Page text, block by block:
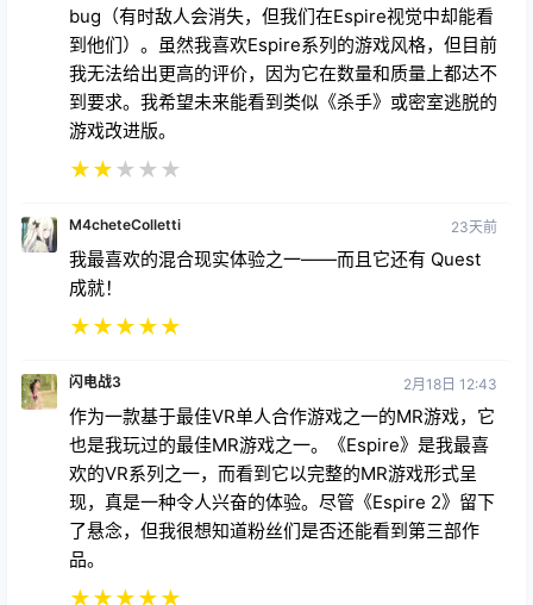
bug（有时敌人会消失，但我们在Espire视觉中却能看
到他们）。虽然我喜欢Espire系列的游戏风格，但目前
我无法给出更高的评价，因为它在数量和质量上都达不
到要求。我希望未来能看到类似《杀手》或密室逃脱的
游戏改进版。
★★★ ★ ★
M4cheteColletti 23天前
我最喜欢的混合现实体验之一——而且它还有 Quest
成就！
★★★★★
闪电战3 2月18日 12:43
作为一款基于最佳VR单人合作游戏之一的MR游戏，它
也是我玩过的最佳MR游戏之一。《Espire》是我最喜
欢的VR系列之一，而看到它以完整的MR游戏形式呈
现，真是一种令人兴奋的体验。尽管《Espire 2》留下
了悬念，但我很想知道粉丝们是否还能看到第三部作
品。
★★★★★